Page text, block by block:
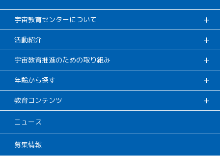
宇宙教育センターについて
活動紹介
宇宙教育推進のための取り組み
年齢から探す
教育コンテンツ
ニュース
募集情報